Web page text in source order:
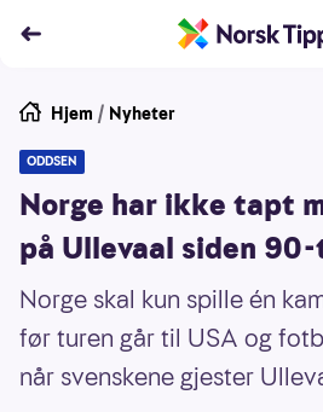
Hjem / Nyheter
ODDSEN
Norge har ikke tapt
på Ullevaal siden
Norge skal kun spille én
før turen går til USA og
når svenskene gjester